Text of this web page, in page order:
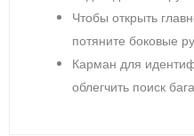
Чтобы открыть
потяните боковые
Карман для
облегчить поиск